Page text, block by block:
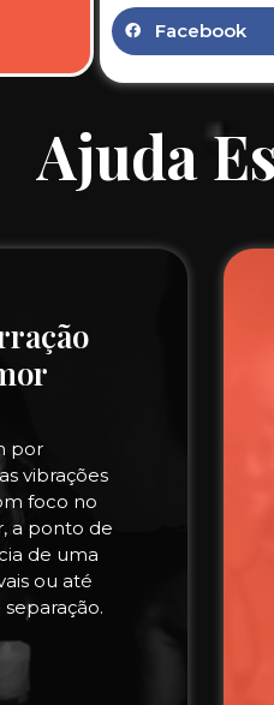
Facebook
Ajuda
por
vibrações
foco no
a ponto de
de uma
ou até